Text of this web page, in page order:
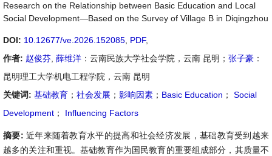
Research on the Relationship between Basic Education and Local
Social Development—Based on the Survey of Village B in Diqingzhou
DOI: 10.12677/ve.2026.152085 PDF,
作者: 赵俊芬 薛维洋 ：云南民族大学社会学院，云南 昆明； 张子豪 ：
昆明理工大学机电工程学院，云南 昆明
关键词: 基础教育 ； 社会发展 ； 影响因素 ； Basic Education ；
Social
Development ； Influencing Factors
摘要: 近年来随着教育水平的提高和社会经济发展，基础教育受到越来
越多的关注和重视。基础教育作为国民教育的重要组成部分，其质量不